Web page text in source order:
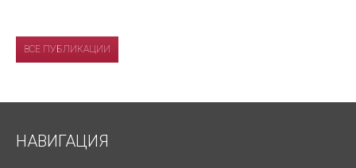
ВСЕ ПУБЛИКАЦИИ
НАВИГАЦИЯ